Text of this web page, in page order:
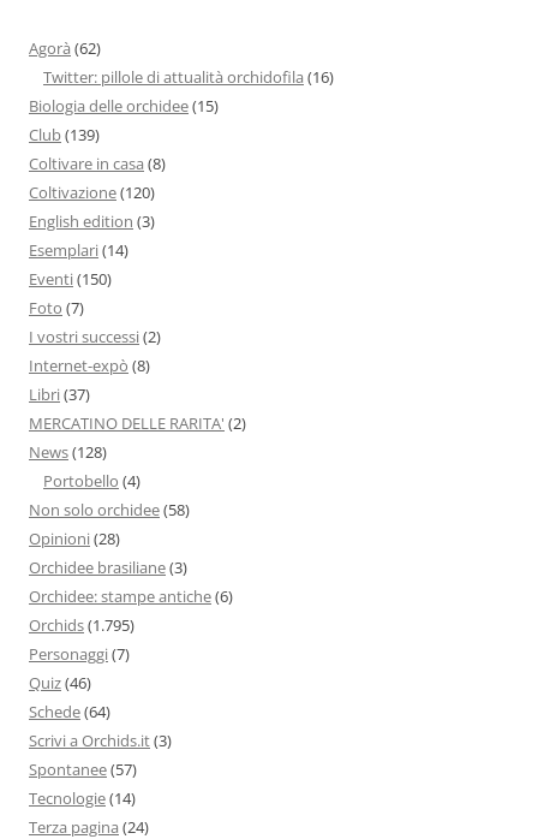
Agorà (62)
Twitter: pillole di attualità orchidofila (16)
Biologia delle orchidee(15)
Club(139)
Coltivare in casa (8)
Coltivazione(120)
English edition (3)
Esemplari(14)
Eventi(150)
Foto (7)
I vostri successi(2)
Internet-expò (8)
Libri(37)
MERCATINO DELLE RARITA' (2)
News(128)
Portobello (4)
Non solo orchidee(58)
Opinioni(28)
Orchidee brasiliane(3)
Orchidee: stampe antiche(6)
Orchids(1.795)
Personaggi(7)
Quiz(46)
Schede(64)
Scrivi a Orchids.it(3)
Spontanee(57)
Tecnologie(14)
Terza pagina (24)